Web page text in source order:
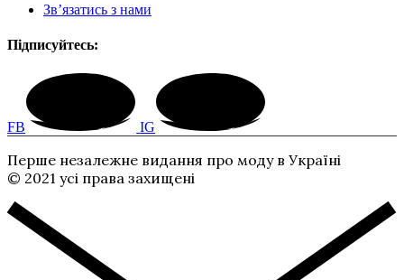
Зв’язатись з нами
Підписуйтесь:
FB IG
Перше незалежне видання про моду в Україні
© 2021 усі права захищені